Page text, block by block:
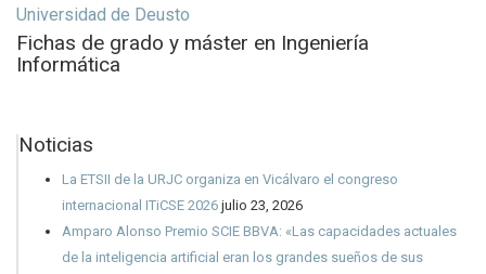
Universidad de Deusto
Fichas de grado y máster en Ingeniería
Informática
Noticias
La ETSII de la URJC organiza en Vicálvaro el congreso
internacional ITiCSE 2026 julio 23, 2026
Amparo Alonso Premio SCIE BBVA: «Las capacidades actuales
de la inteligencia artificial eran los grandes sueños de sus